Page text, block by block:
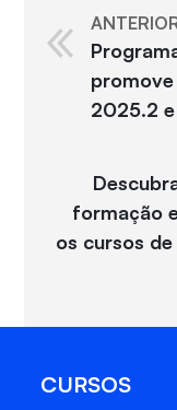
2025.2
formação
os cursos
CURSOS